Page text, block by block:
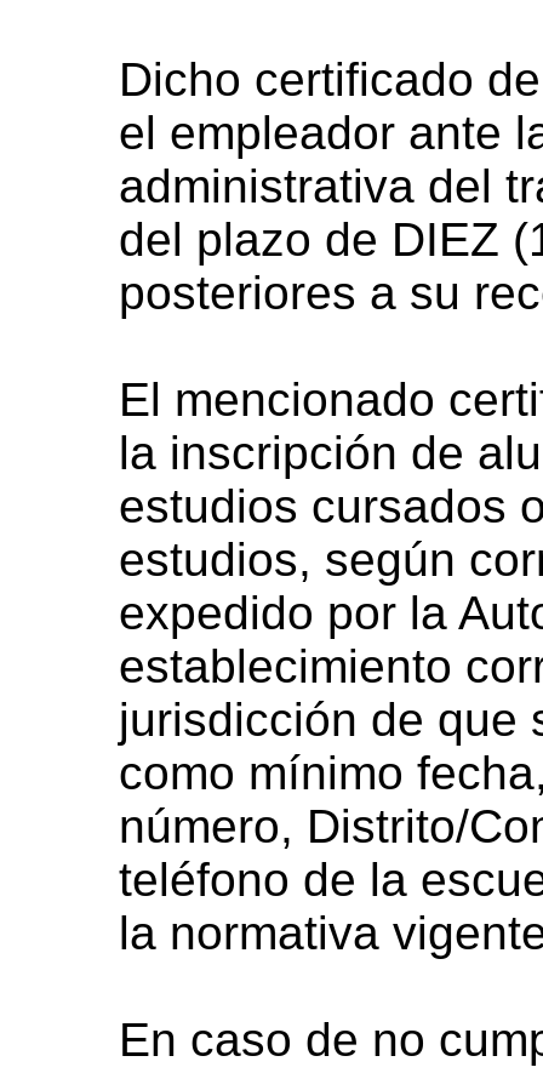
Dicho certificado
el empleador ante
administrativa del
del plazo de DIEZ
posteriores a su
El mencionado
la inscripción de
estudios cursados
estudios, según
expedido por la
establecimiento
jurisdicción de que
como mínimo
número, Distrito/
teléfono de la
la normativa
En caso de no